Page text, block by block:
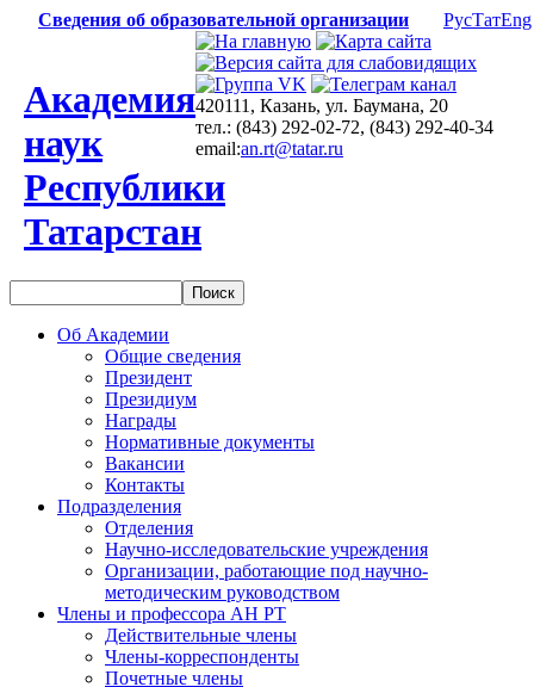
Сведения об образовательной организации РусТатEng
Академия
наук
Республики
Татарстан
420111, Казань, ул. Баумана, 20
тел.: (843) 292-02-72, (843) 292-40-34
email:an.rt@tatar.ru
Об Академии
Общие сведения
Президент
Президиум
Награды
Нормативные документы
Вакансии
Контакты
Подразделения
Отделения
Научно-исследовательские учреждения
Организации, работающие под научно-
методическим руководством
Члены и профессора АН РТ
Действительные члены
Члены-корреспонденты
Почетные члены